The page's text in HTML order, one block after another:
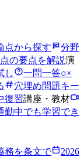
点から探す
分野
の要点を解説演
し 一問一答○×
穴埋め問題キー
復習講座・教材
勤中でも学習でき
務を条文で
2026